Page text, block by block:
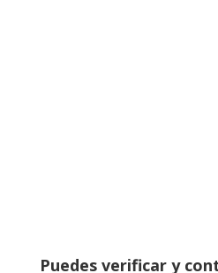
Puedes verificar y